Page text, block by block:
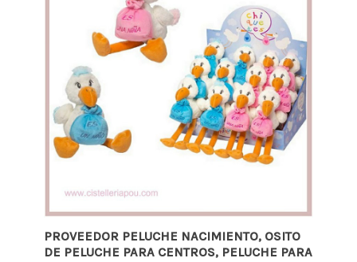
PROVEEDOR PELUCHE NACIMIENTO, OSITO
DE PELUCHE PARA CENTROS, PELUCHE PARA